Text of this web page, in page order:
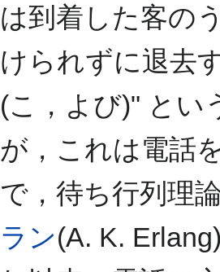
は到着した客の
けられずに退去
(こ，よび)" とい
が，これは電話
で，待ち行列理
ラン(A. K.